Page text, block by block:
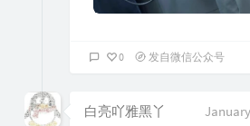
0 发自微信公众号
白亮吖雅黑丫